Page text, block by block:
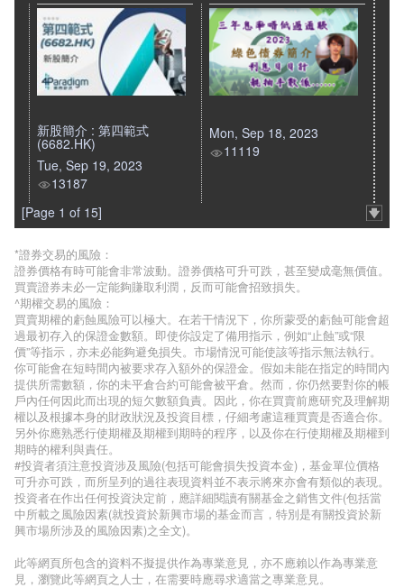
新股簡介 : 第四範式
(6682.HK)
Tue, Sep 19, 2023
13187
Mon, Sep 18, 2023
11119
[Page 1 of 15]
*證券交易的風險：
證券價格有時可能會非常波動。證券價格可升可跌，甚至變成毫無價值。
買賣證券未必一定能夠賺取利潤，反而可能會招致損失。
^期權交易的風險：
買賣期權的虧蝕風險可以極大。在若干情況下，你所蒙受的虧蝕可能會超
過最初存入的保證金數額。即使你設定了備用指示，例如“止蝕”或“限
價”等指示，亦未必能夠避免損失。市場情況可能使該等指示無法執行。
你可能會在短時間內被要求存入額外的保證金。假如未能在指定的時間內
提供所需數額，你的未平倉合約可能會被平倉。然而，你仍然要對你的帳
戶內任何因此而出現的短欠數額負責。因此，你在買賣前應研究及理解期
權以及根據本身的財政狀況及投資目標，仔細考慮這種買賣是否適合你。
另外你應熟悉行使期權及期權到期時的程序，以及你在行使期權及期權到
期時的權利與責任。
#投資者須注意投資涉及風險(包括可能會損失投資本金)，基金單位價格
可升亦可跌，而所呈列的過往表現資料並不表示將來亦會有類似的表現。
投資者在作出任何投資決定前，應詳細閱讀有關基金之銷售文件(包括當
中所載之風險因素(就投資於新興市場的基金而言，特別是有關投資於新
興市場所涉及的風險因素)之全文)。
此等網頁所包含的資料不擬提供作為專業意見，亦不應賴以作為專業意
見，瀏覽此等網頁之人士，在需要時應尋求適當之專業意見。